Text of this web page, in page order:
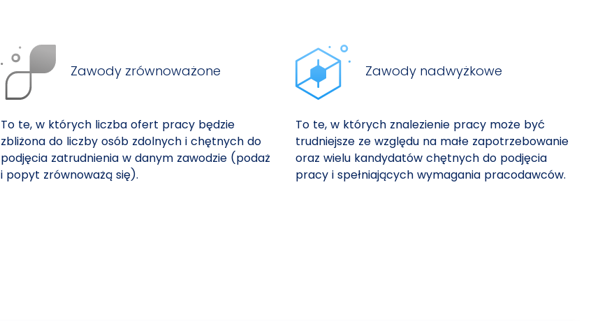
Zawody zrównoważone
To te, w których liczba ofert pracy będzie
zbliżona do liczby osób zdolnych i chętnych do
podjęcia zatrudnienia w danym zawodzie (podaż
i popyt zrównoważą się).
Zawody nadwyżkowe
To te, w których znalezienie pracy może być
trudniejsze ze względu na małe zapotrzebowanie
oraz wielu kandydatów chętnych do podjęcia
pracy i spełniających wymagania pracodawców.